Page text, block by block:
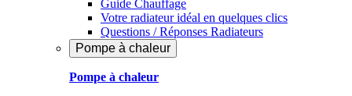
Guide Chauffage
Votre radiateur idéal en quelques clics
Questions / Réponses Radiateurs
Pompe à chaleur
Pompe à chaleur